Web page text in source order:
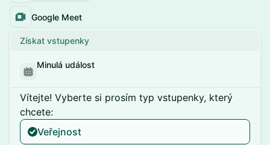
Google Meet
Získat vstupenky
Minulá událost
Vítejte! Vyberte si prosím typ vstupenky, který
chcete:
Veřejnost